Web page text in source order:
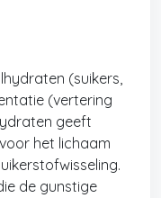
(suikers,
(vertering
geeft
het lichaam
de gunstige